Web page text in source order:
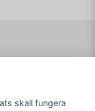
skall fungera